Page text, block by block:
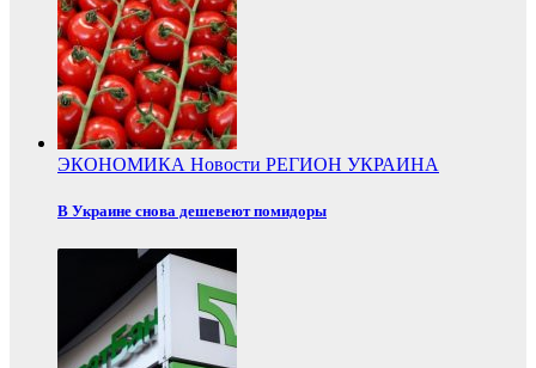
ЭКОНОМИКА Новости РЕГИОН УКРАИНА
В Украине снова дешевеют помидоры